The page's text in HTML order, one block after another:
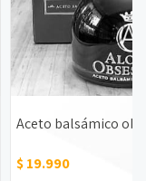
Aceto balsámico
$ 19.990